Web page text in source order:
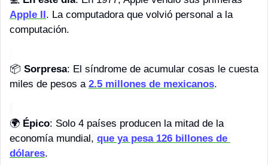
Apple II . La computadora que volvió personal a la
computación.
📦 Sorpresa: El síndrome de acumular cosas le cuesta
miles de pesos a 2.5 millones de mexicanos.
🌍 Épico: Solo 4 países producen la mitad de la
economía mundial, que ya pesa 126 billones de
dólares.